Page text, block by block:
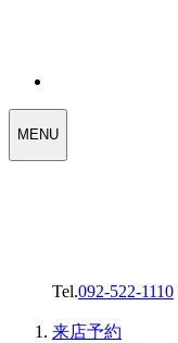
SELECT
MENU
Tel.092-522-1110
来店予約